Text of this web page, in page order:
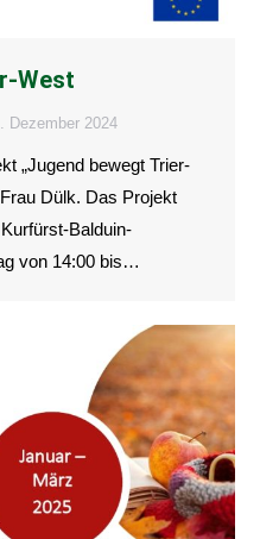
West
Dezember 2024
„Jugend bewegt Trier-
Dülk. Das Projekt
Balduin-
von 14:00 bis…